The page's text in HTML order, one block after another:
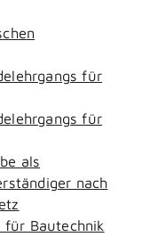
für
für
als
nach
für Bautechnik